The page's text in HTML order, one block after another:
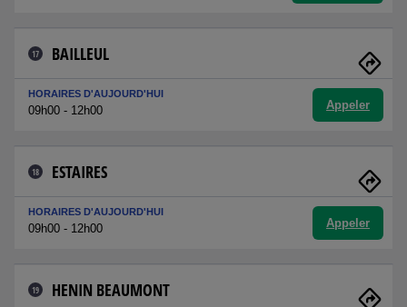
17 BAILLEUL
HORAIRES D'AUJOURD'HUI
09h00 - 12h00 Appeler
18 ESTAIRES
HORAIRES D'AUJOURD'HUI
09h00 - 12h00 Appeler
19 HENIN BEAUMONT